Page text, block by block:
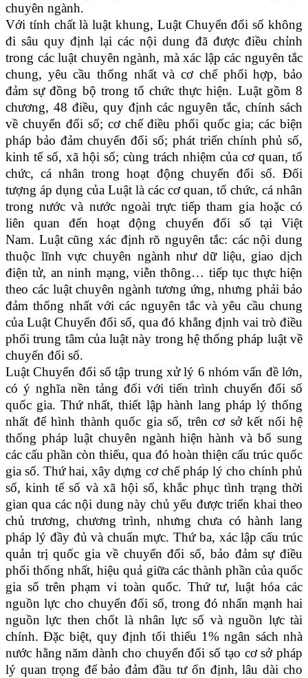
chuyên ngành.
Với tính chất là luật khung, Luật Chuyển đổi số không
đi sâu quy định lại các nội dung đã được điều chỉnh
trong các luật chuyên ngành, mà xác lập các nguyên tắc
chung, yêu cầu thống nhất và cơ chế phối hợp, bảo
đảm sự đồng bộ trong tổ chức thực hiện. Luật gồm 8
chương, 48 điều, quy định các nguyên tắc, chính sách
về chuyển đổi số; cơ chế điều phối quốc gia; các biện
pháp bảo đảm chuyển đổi số; phát triển chính phủ số,
kinh tế số, xã hội số; cùng trách nhiệm của cơ quan, tổ
chức, cá nhân trong hoạt động chuyển đổi số. Đối
tượng áp dụng của Luật là các cơ quan, tổ chức, cá nhân
trong nước và nước ngoài trực tiếp tham gia hoặc có
liên quan đến hoạt động chuyển đổi số tại Việt
Nam. Luật cũng xác định rõ nguyên tắc: các nội dung
thuộc lĩnh vực chuyên ngành như dữ liệu, giao dịch
điện tử, an ninh mạng, viễn thông… tiếp tục thực hiện
theo các luật chuyên ngành tương ứng, nhưng phải bảo
đảm thống nhất với các nguyên tắc và yêu cầu chung
của Luật Chuyển đổi số, qua đó khẳng định vai trò điều
phối trung tâm của luật này trong hệ thống pháp luật về
chuyển đổi số.
Luật Chuyển đổi số tập trung xử lý 6 nhóm vấn đề lớn,
có ý nghĩa nền tảng đối với tiến trình chuyển đổi số
quốc gia. Thứ nhất, thiết lập hành lang pháp lý thống
nhất để hình thành quốc gia số, trên cơ sở kết nối hệ
thống pháp luật chuyên ngành hiện hành và bổ sung
các cấu phần còn thiếu, qua đó hoàn thiện cấu trúc quốc
gia số. Thứ hai, xây dựng cơ chế pháp lý cho chính phủ
số, kinh tế số và xã hội số, khắc phục tình trạng thời
gian qua các nội dung này chủ yếu được triển khai theo
chủ trương, chương trình, nhưng chưa có hành lang
pháp lý đầy đủ và chuẩn mực. Thứ ba, xác lập cấu trúc
quản trị quốc gia về chuyển đổi số, bảo đảm sự điều
phối thống nhất, hiệu quả giữa các thành phần của quốc
gia số trên phạm vi toàn quốc. Thứ tư, luật hóa các
nguồn lực cho chuyển đổi số, trong đó nhấn mạnh hai
nguồn lực then chốt là nhân lực số và nguồn lực tài
chính. Đặc biệt, quy định tối thiểu 1% ngân sách nhà
nước hằng năm dành cho chuyển đổi số tạo cơ sở pháp
lý quan trọng để bảo đảm đầu tư ổn định, lâu dài cho